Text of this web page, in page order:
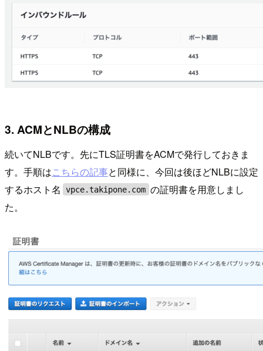
3. ACMとNLBの構成
続いてNLBです。先にTLS証明書をACMで発行しておきま
す。手順はこちらの記事と同様に、今回は後ほどNLBに設定
するホスト名
vpce.takipone.com の証明書を用意しまし
た。